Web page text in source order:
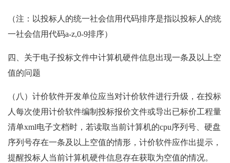
（注：以投标人的统一社会信用代码排序是指以投标人的统
一社会信用代码a-z,0-9排序）
四、关于电子投标文件中计算机硬件信息出现一条及以上空
值的问题
（八）计价软件开发单位应当对计价软件进行升级，在投标
人每次使用计价软件编制投标报价文件或导出已标价工程量
清单xml电子文档时，若读取当前计算机的cpu序列号、硬盘
序列号存在一条及以上空值的情形，计价软件应作出提示，
提醒投标人当前计算机硬件信息存在获取为空值的情况。